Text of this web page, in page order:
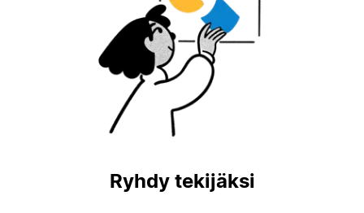
Ryhdy tekijäksi